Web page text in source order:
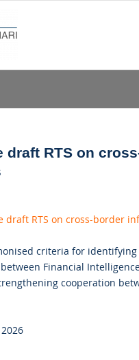
draft RTS on
draft RTS on cross-border
criteria for
Financial
cooperation